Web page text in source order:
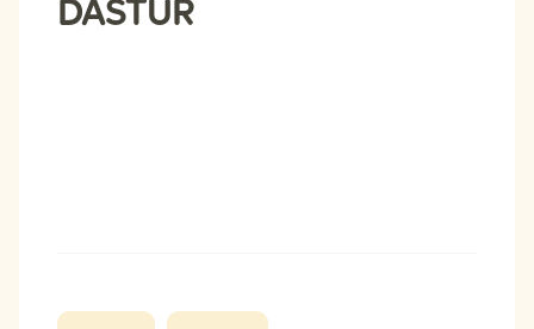
DASTUR